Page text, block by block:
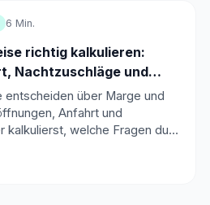
6 Min.
richtig kalkulieren:
Nachtzuschläge und
über Marge und
Anfahrt und
kalkulierst, welche Fragen du